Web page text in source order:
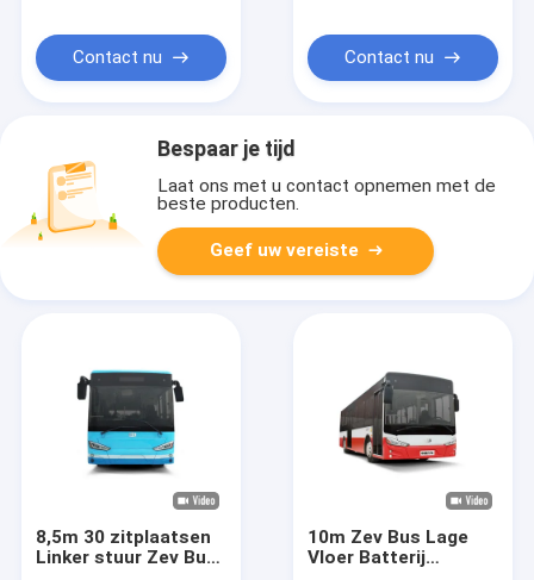
Contact nu Contact nu
Bespaar je tijd
Laat ons met u contact opnemen met de
beste producten.
Geef uw vereiste
8,5m 30 zitplaatsen
Linker stuur Zev Bus
10m Zev Bus Lage
Vloer Batterij